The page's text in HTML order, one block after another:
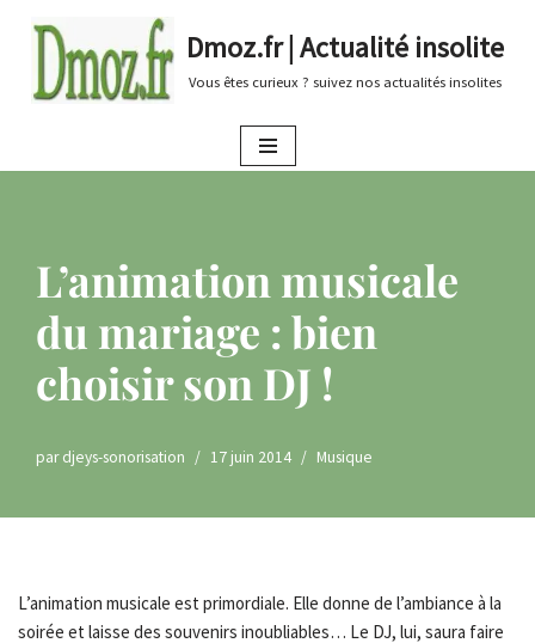
au
Dmoz.fr | Actualité insolite
Vous êtes curieux ? suivez nos actualités insolites
L’animation musicale
du mariage : bien
choisir son DJ !
pardjeys-sonorisation 17 juin 2014 Musique
L’animation musicale est primordiale. Elle donne de l’ambiance à la
soirée et laisse des souvenirs inoubliables… Le DJ, lui, saura faire